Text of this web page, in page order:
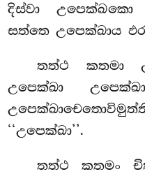
දිස්වා
සත්තෙ උපෙක්ඛාය
තත්ථ කතමා
උපෙක්ඛා
‘‘උපෙක්ඛා’’.
තත්ථ කතමං